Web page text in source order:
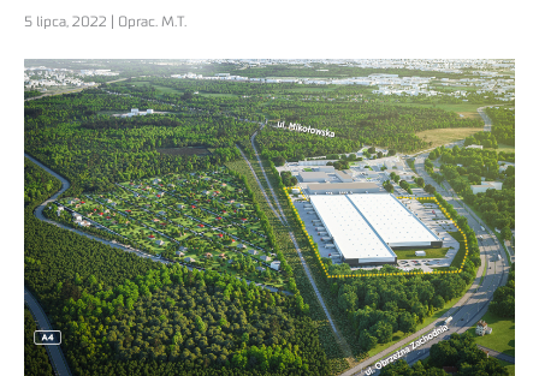
5 lipca, 2022 | Oprac. M.T.